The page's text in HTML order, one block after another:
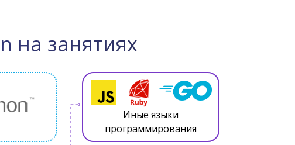
на занятиях
Иные языки
программирования